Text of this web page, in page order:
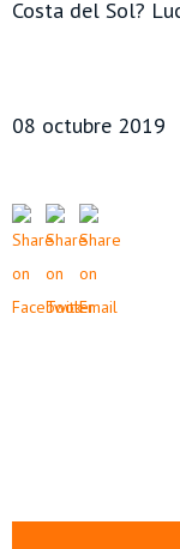
Costa del Sol?
08 octubre 2019